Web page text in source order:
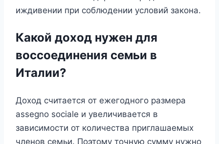
иждивении при соблюдении условий закона.
Какой доход нужен для
воссоединения семьи в
Италии?
Доход считается от ежегодного размера
assegno sociale и увеличивается в
зависимости от количества приглашаемых
членов семьи. Поэтому точную сумму нужно